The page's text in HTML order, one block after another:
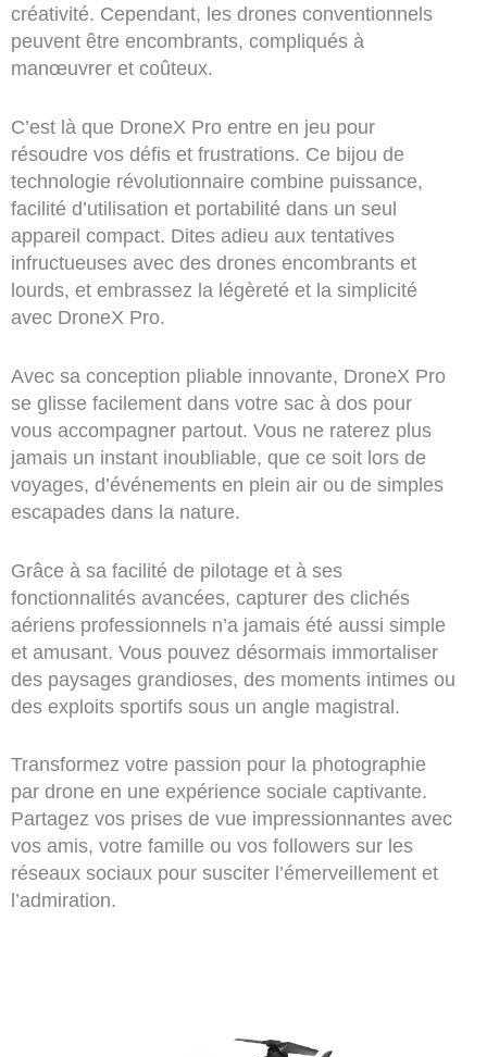
créativité. Cependant, les drones conventionnels
peuvent être encombrants, compliqués à
manœuvrer et coûteux.
C’est là que DroneX Pro entre en jeu pour
résoudre vos défis et frustrations. Ce bijou de
technologie révolutionnaire combine puissance,
facilité d’utilisation et portabilité dans un seul
appareil compact. Dites adieu aux tentatives
infructueuses avec des drones encombrants et
lourds, et embrassez la légèreté et la simplicité
avec DroneX Pro.
Avec sa conception pliable innovante, DroneX Pro
se glisse facilement dans votre sac à dos pour
vous accompagner partout. Vous ne raterez plus
jamais un instant inoubliable, que ce soit lors de
voyages, d’événements en plein air ou de simples
escapades dans la nature.
Grâce à sa facilité de pilotage et à ses
fonctionnalités avancées, capturer des clichés
aériens professionnels n’a jamais été aussi simple
et amusant. Vous pouvez désormais immortaliser
des paysages grandioses, des moments intimes ou
des exploits sportifs sous un angle magistral.
Transformez votre passion pour la photographie
par drone en une expérience sociale captivante.
Partagez vos prises de vue impressionnantes avec
vos amis, votre famille ou vos followers sur les
réseaux sociaux pour susciter l’émerveillement et
l’admiration.